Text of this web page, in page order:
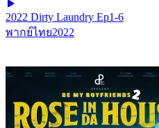
2022 Dirty Laundry Ep1-6
พากย์ไทย2022